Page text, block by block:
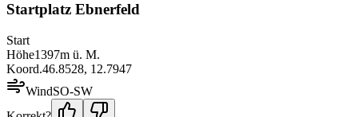
Startplatz Ebnerfeld
Start
Höhe1397m ü. M.
Koord.46.8528, 12.7947
WindSO-SW